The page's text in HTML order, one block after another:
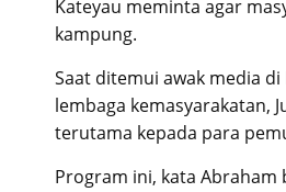
Kateyau meminta agar
kampung.
Saat ditemui awak media
lembaga kemasyarakatan,
terutama kepada para
Program ini, kata